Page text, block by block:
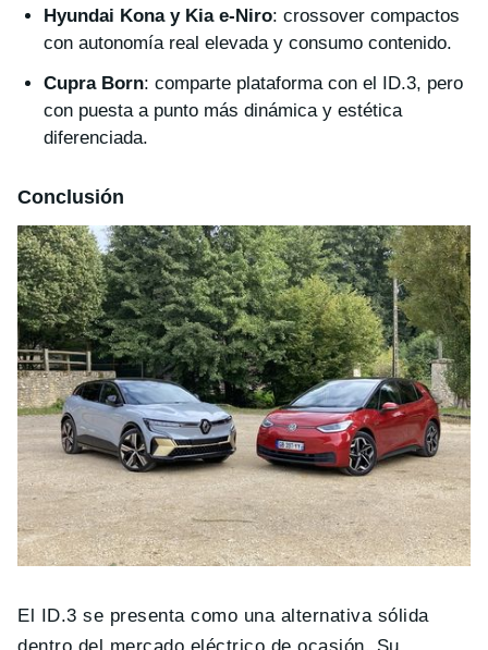
Hyundai Kona y Kia e-Niro: crossover compactos
con autonomía real elevada y consumo contenido.
Cupra Born: comparte plataforma con el ID.3, pero
con puesta a punto más dinámica y estética
diferenciada.
Conclusión
El ID.3 se presenta como una alternativa sólida